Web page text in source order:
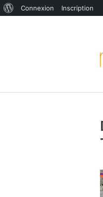
Connexion Inscription